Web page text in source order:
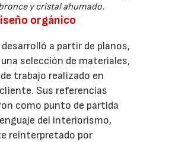
y cristal ahumado.
orgánico
a partir de planos,
selección de materiales,
trabajo realizado en
Sus referencias
como punto de partida
del interiorismo,
reinterpretado por